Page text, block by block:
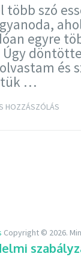
szó
egyre
és
…
HOZZÁSZÓLÁS
Copyright © 2026.